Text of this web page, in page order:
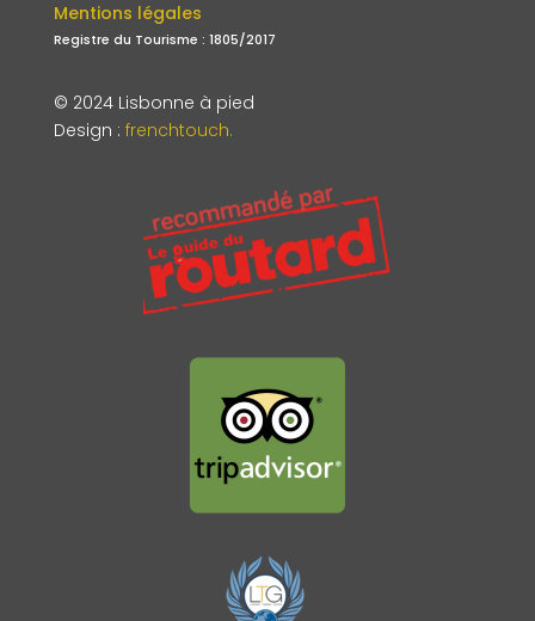
Mentions légales
Registre du Tourisme : 1805/2017
© 2024 Lisbonne à pied
Design : frenchtouch.